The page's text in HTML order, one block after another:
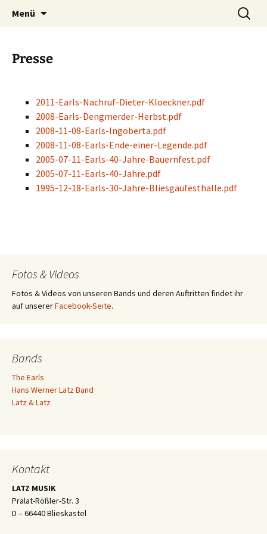
Latz Musik
The Earls l Hans Werner Latz Band l Latz &
Latz
Menü
Suchen
nach:
Presse
2011-Earls-Nachruf-Dieter-Kloeckner.pdf
2008-Earls-Dengmerder-Herbst.pdf
2008-11-08-Earls-Ingoberta.pdf
2008-11-08-Earls-Ende-einer-Legende.pdf
2005-07-11-Earls-40-Jahre-Bauernfest.pdf
2005-07-11-Earls-40-Jahre.pdf
1995-12-18-Earls-30-Jahre-Bliesgaufesthalle.pdf
Fotos & Videos
Fotos & Videos von unseren Bands und deren Auftritten findet ihr
auf unsererFacebook-Seite.
Bands
The Earls
Hans Werner Latz Band
Latz & Latz
Kontakt
LATZ MUSIK
Prälat-Rößler-Str. 3
D – 66440 Blieskastel